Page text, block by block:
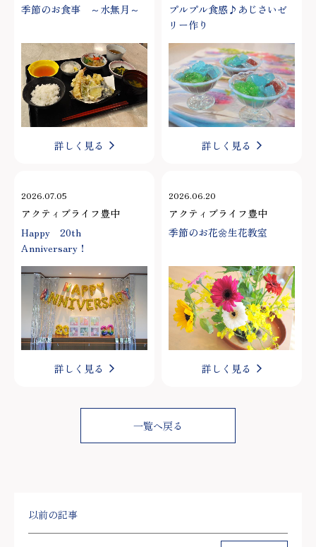
季節のお食事 ～水無月～
詳しく見る
プルプル食感♪あじさいゼ
リー作り
詳しく見る
2026.07.05
アクティブライフ豊中
Happy 20th
Anniversary！
詳しく見る
2026.06.20
アクティブライフ豊中
季節のお花🌼生花教室
詳しく見る
一覧へ戻る
以前の記事